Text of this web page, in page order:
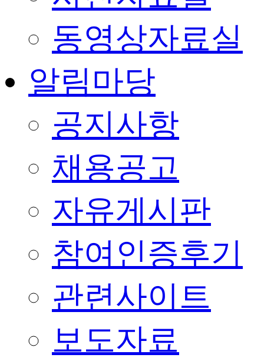
동영상자료실
알림마당
공지사항
채용공고
자유게시판
참여인증후기
관련사이트
보도자료